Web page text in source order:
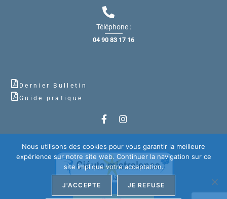
Téléphone :
04 90 83 17 16
Dernier Bulletin
Guide pratique
Nous utilisons des cookies pour vous garantir la meilleure
expérience sur notre site web. Continuer la navigation sur ce
site implique votre acceptation.
J'ACCEPTE JE REFUSE